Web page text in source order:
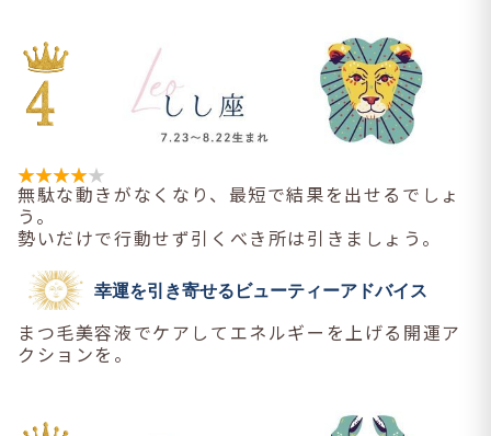
無駄な動きがなくなり、最短で結果を出せるでしょ
う。
勢いだけで行動せず引くべき所は引きましょう。
幸運を引き寄せるビューティーアドバイス
まつ毛美容液でケアしてエネルギーを上げる開運ア
クションを。